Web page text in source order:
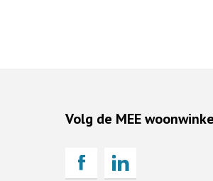
Volg de MEE